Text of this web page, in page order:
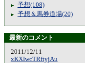
予想(108)
予想＆馬券道場(20)
最新のコメント
2011/12/11
xKXIwcTRftyjAu